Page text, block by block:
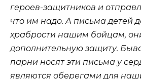
героев-защитников и
что им надо. А письма детей
храбрости нашим бойцам,
дополнительную защиту.
парни носят эти письма у
являются оберегами для